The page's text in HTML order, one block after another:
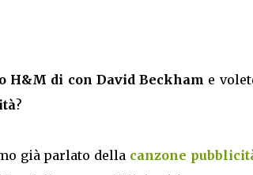
H&M di con David Beckham e
?
già parlato della canzone